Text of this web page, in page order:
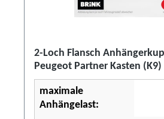
2-Loch Flansch
Peugeot Partner Kasten (K9)
maximale
Anhängelast: